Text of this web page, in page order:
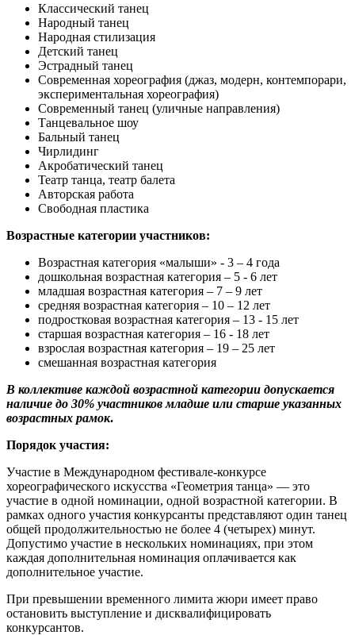
Классический танец
Народный танец
Народная стилизация
Детский танец
Эстрадный танец
Современная хореография (джаз, модерн, контемпорари,
экспериментальная хореография)
Современный танец (уличные направления)
Танцевальное шоу
Бальный танец
Чирлидинг
Акробатический танец
Театр танца, театр балета
Авторская работа
Свободная пластика
Возрастные категории участников:
Возрастная категория «малыши» - 3 – 4 года
дошкольная возрастная категория – 5 - 6 лет
младшая возрастная категория – 7 – 9 лет
средняя возрастная категория – 10 – 12 лет
подростковая возрастная категория – 13 - 15 лет
старшая возрастная категория – 16 - 18 лет
взрослая возрастная категория – 19 – 25 лет
смешанная возрастная категория
В коллективе каждой возрастной категории допускается
наличие до 30% участников младше или старше указанных
возрастных рамок.
Порядок участия:
Участие в Международном фестивале-конкурсе
хореографического искусства «Геометрия танца» — это
участие в одной номинации, одной возрастной категории. В
рамках одного участия конкурсанты представляют один танец
общей продолжительностью не более 4 (четырех) минут.
Допустимо участие в нескольких номинациях, при этом
каждая дополнительная номинация оплачивается как
дополнительное участие.
При превышении временного лимита жюри имеет право
остановить выступление и дисквалифицировать
конкурсантов.